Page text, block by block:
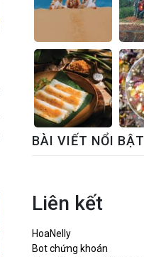
BÀI VIẾT NỔI BẬT
Liên kết
HoaNelly
Bot chứng khoán